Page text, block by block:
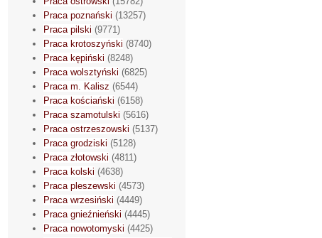
Praca poznański (13257)
Praca pilski (9771)
Praca krotoszyński (8740)
Praca kępiński (8248)
Praca wolsztyński (6825)
Praca m. Kalisz (6544)
Praca kościański (6158)
Praca szamotulski (5616)
Praca ostrzeszowski (5137)
Praca grodziski (5128)
Praca złotowski (4811)
Praca kolski (4638)
Praca pleszewski (4573)
Praca wrzesiński (4449)
Praca gnieźnieński (4445)
Praca nowotomyski (4425)